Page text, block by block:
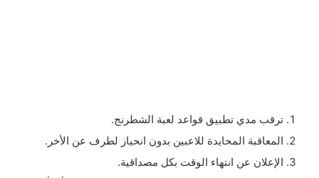
ترقب مدي تطبيق قواعد لعبة الشطرنج.
المعاقبة المحايدة للاعبين بدون انحياز لطرف عن الأخر.
الإعلان عن انتهاء الوقت بكل مصداقية.